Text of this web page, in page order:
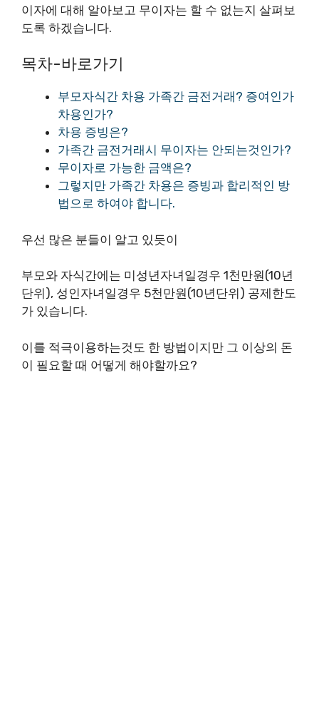
이자에 대해 알아보고 무이자는 할 수 없는지 살펴보
도록 하겠습니다.
목차-바로가기
부모자식간 차용 가족간 금전거래? 증여인가
차용인가?
차용 증빙은?
가족간 금전거래시 무이자는 안되는것인가?
무이자로 가능한 금액은?
그렇지만 가족간 차용은 증빙과 합리적인 방
법으로 하여야 합니다.
우선 많은 분들이 알고 있듯이
부모와 자식간에는 미성년자녀일경우 1천만원(10년
단위), 성인자녀일경우 5천만원(10년단위) 공제한도
가 있습니다.
이를 적극이용하는것도 한 방법이지만 그 이상의 돈
이 필요할 때 어떻게 해야할까요?